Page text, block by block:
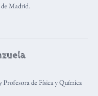
Madrid.
Profesora de Física y Química